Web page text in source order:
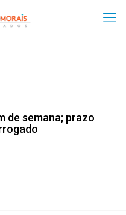
de semana; prazo